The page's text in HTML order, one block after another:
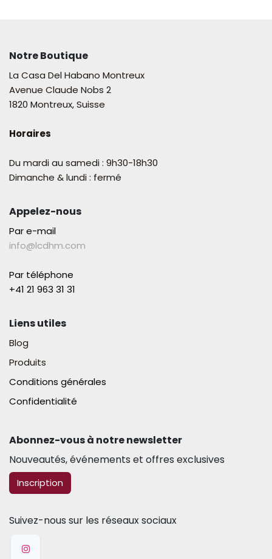
Notre Boutique
La Casa Del Habano Montreux
Avenue Claude Nobs 2
1820 Montreux, Suisse
Horaires
Du mardi au samedi : 9h30-18h30
Dimanche & lundi : fermé
Appelez-nous
Par e-mail
info@lcdhm.com
Par téléphone
+41 21 963 31 31​
Liens utiles
Blog
Produits
Conditions générales
Confidentialité
Abonnez-vous à notre newsletter​
Nouveautés, événements et offres exclusives
​​​​Inscription
Suivez-nous sur les réseaux sociaux